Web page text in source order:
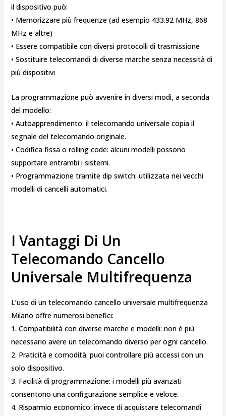
il dispositivo può:
• Memorizzare più frequenze (ad esempio 433.92 MHz, 868
MHz e altre)
• Essere compatibile con diversi protocolli di trasmissione
• Sostituire telecomandi di diverse marche senza necessità di
più dispositivi
La programmazione può avvenire in diversi modi, a seconda
del modello:
• Autoapprendimento: il telecomando universale copia il
segnale del telecomando originale.
• Codifica fissa o rolling code: alcuni modelli possono
supportare entrambi i sistemi.
• Programmazione tramite dip switch: utilizzata nei vecchi
modelli di cancelli automatici.
I Vantaggi Di Un
Telecomando Cancello
Universale Multifrequenza
L’uso di un telecomando cancello universale multifrequenza
Milano offre numerosi benefici:
1. Compatibilità con diverse marche e modelli: non è più
necessario avere un telecomando diverso per ogni cancello.
2. Praticità e comodità: puoi controllare più accessi con un
solo dispositivo.
3. Facilità di programmazione: i modelli più avanzati
consentono una configurazione semplice e veloce.
4. Risparmio economico: invece di acquistare telecomandi